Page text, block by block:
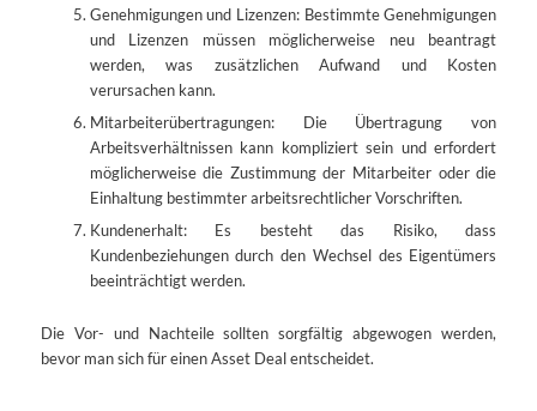
Genehmigungen und Lizenzen: Bestimmte Genehmigungen
und Lizenzen müssen möglicherweise neu beantragt
werden, was zusätzlichen Aufwand und Kosten
verursachen kann.
Mitarbeiterübertragungen: Die Übertragung von
Arbeitsverhältnissen kann kompliziert sein und erfordert
möglicherweise die Zustimmung der Mitarbeiter oder die
Einhaltung bestimmter arbeitsrechtlicher Vorschriften.
Kundenerhalt: Es besteht das Risiko, dass
Kundenbeziehungen durch den Wechsel des Eigentümers
beeinträchtigt werden.
Die Vor- und Nachteile sollten sorgfältig abgewogen werden,
bevor man sich für einen Asset Deal entscheidet.